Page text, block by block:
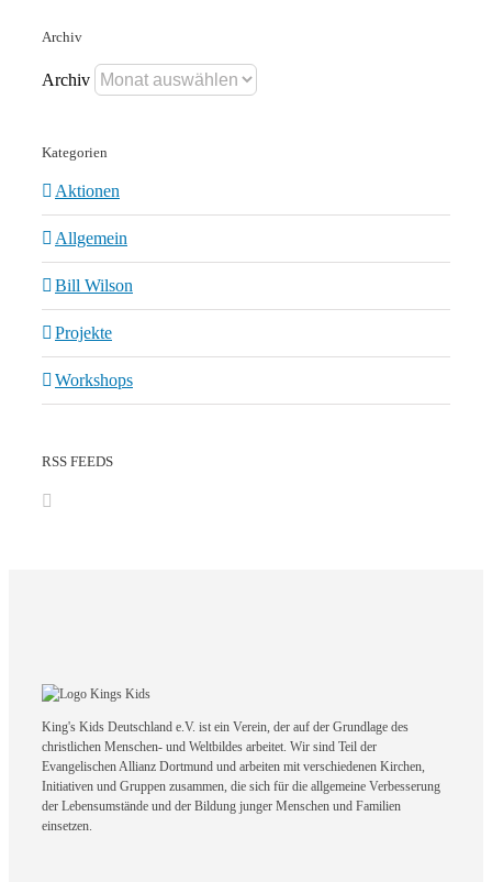
Archiv
Archiv
Kategorien
Aktionen
Allgemein
Bill Wilson
Projekte
Workshops
RSS FEEDS
King's Kids Deutschland e.V. ist ein Verein, der auf der Grundlage des
christlichen Menschen- und Weltbildes arbeitet. Wir sind Teil der
Evangelischen Allianz Dortmund und arbeiten mit verschiedenen Kirchen,
Initiativen und Gruppen zusammen, die sich für die allgemeine Verbesserung
der Lebensumstände und der Bildung junger Menschen und Familien
einsetzen.